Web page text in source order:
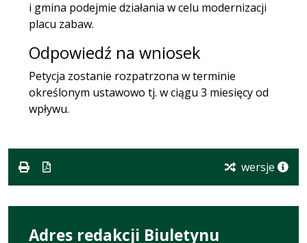
i gmina podejmie działania w celu modernizacji
placu zabaw.
Odpowiedź na wniosek
Petycja zostanie rozpatrzona w terminie
określonym ustawowo tj. w ciągu 3 miesięcy od
wpływu.
wersje
Adres redakcji Biuletynu